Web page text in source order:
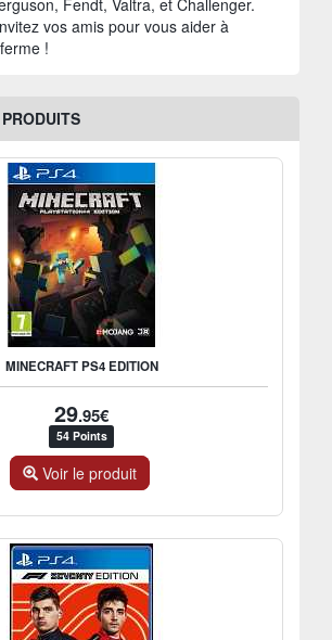
Fendt, Valtra, et Challenger.
vos amis pour vous aider à
!
MINECRAFT PS4 EDITION
29.95€
54 Points
Voir le produit